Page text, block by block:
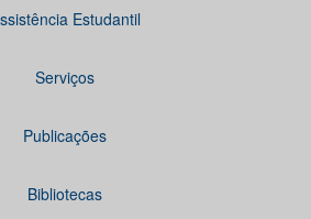
Estudantil
Serviços
Publicações
Bibliotecas